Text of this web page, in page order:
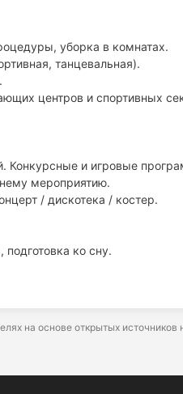
уборка в комнатах.
танцевальная).
центров и спортивных
Конкурсные и игровые
мероприятию.
/ дискотека / костер.
ко сну.
на основе открытых источников